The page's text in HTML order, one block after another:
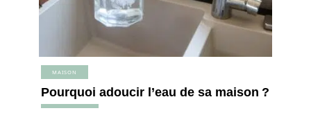
MAISON
Pourquoi adoucir l’eau de sa maison ?